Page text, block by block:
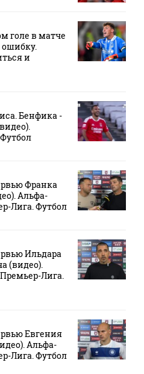
голе в матче
ошибку.
и
Бенфика -
Франка
Альфа-
Лига. Футбол
Ильдара
(видео).
Лига.
Евгения
Альфа-
Лига. Футбол